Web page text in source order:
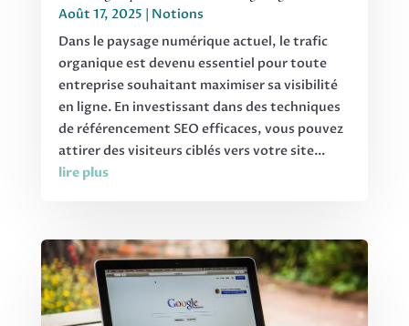
Août 17, 2025
Notions
Dans le paysage numérique actuel, le trafic
organique est devenu essentiel pour toute
entreprise souhaitant maximiser sa visibilité
en ligne. En investissant dans des techniques
de référencement SEO efficaces, vous pouvez
attirer des visiteurs ciblés vers votre site...
lire plus